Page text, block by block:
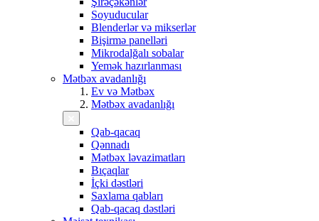
Soyuducular
Blenderlər və mikserlər
Bişirmə panelləri
Mikrodalğalı sobalar
Yemək hazırlanması
Mətbəx avadanlığı
Ev və Mətbəx
Mətbəx avadanlığı
Qab-qacaq
Qənnadı
Mətbəx ləvazimatları
Bıçaqlar
İçki dəstləri
Saxlama qabları
Qab-qacaq dəstləri